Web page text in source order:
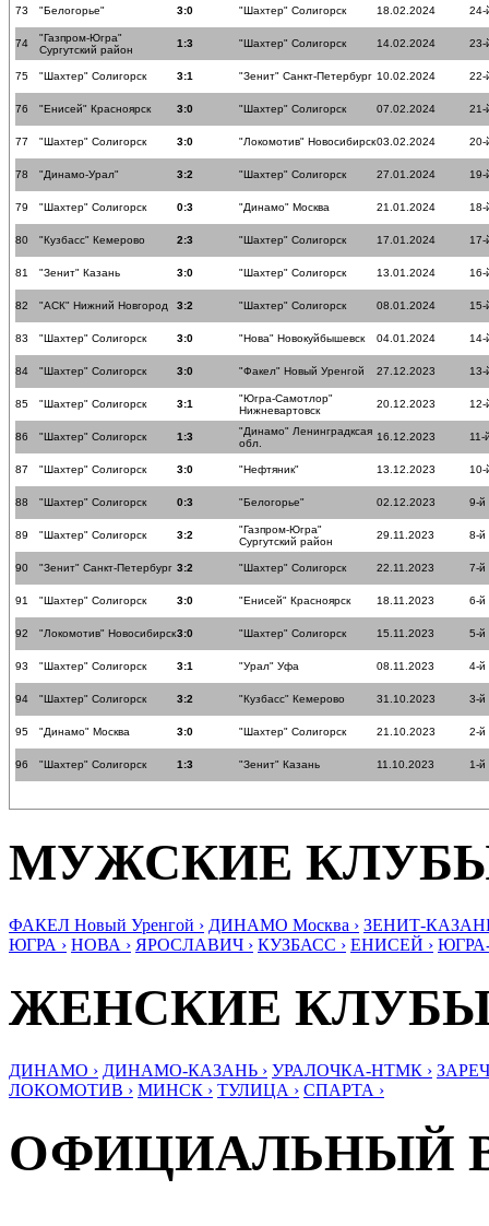
73 "Белогорье" 3:0 "Шахтер" Солигорск 18.02.2024 24-
74
"Газпром-Югра"
Сургутский район
1:3 "Шахтер" Солигорск 14.02.2024 23-
75 "Шахтер" Солигорск 3:1 "Зенит" Санкт-Петербург 10.02.2024 22-
76 "Енисей" Красноярск 3:0 "Шахтер" Солигорск 07.02.2024 21-
77 "Шахтер" Солигорск 3:0 "Локомотив" Новосибирск03.02.2024 20-
78 "Динамо-Урал" 3:2 "Шахтер" Солигорск 27.01.2024 19-
79 "Шахтер" Солигорск 0:3 "Динамо" Москва 21.01.2024 18-
80 "Кузбасс" Кемерово 2:3 "Шахтер" Солигорск 17.01.2024 17-
81 "Зенит" Казань 3:0 "Шахтер" Солигорск 13.01.2024 16-
82 "АСК" Нижний Новгород 3:2 "Шахтер" Солигорск 08.01.2024 15-
83 "Шахтер" Солигорск 3:0 "Нова" Новокуйбышевск 04.01.2024 14-
84 "Шахтер" Солигорск 3:0 "Факел" Новый Уренгой 27.12.2023 13-
85 "Шахтер" Солигорск 3:1
"Югра-Самотлор"
Нижневартовск
20.12.2023 12-
86 "Шахтер" Солигорск 1:3
"Динамо" Ленинградксая
обл.
16.12.2023 11-
87 "Шахтер" Солигорск 3:0 "Нефтяник" 13.12.2023 10-
88 "Шахтер" Солигорск 0:3 "Белогорье" 02.12.2023 9-й
89 "Шахтер" Солигорск 3:2
"Газпром-Югра"
Сургутский район
29.11.2023 8-й
90 "Зенит" Санкт-Петербург 3:2 "Шахтер" Солигорск 22.11.2023 7-й
91 "Шахтер" Солигорск 3:0 "Енисей" Красноярск 18.11.2023 6-й
92 "Локомотив" Новосибирск3:0 "Шахтер" Солигорск 15.11.2023 5-й
93 "Шахтер" Солигорск 3:1 "Урал" Уфа 08.11.2023 4-й
94 "Шахтер" Солигорск 3:2 "Кузбасс" Кемерово 31.10.2023 3-й
95 "Динамо" Москва 3:0 "Шахтер" Солигорск 21.10.2023 2-й
96 "Шахтер" Солигорск 1:3 "Зенит" Казань 11.10.2023 1-й
МУЖСКИЕ
ФАКЕЛ Новый Уренгой › ДИНАМО Москва › ЗЕНИТ-
ЮГРА › НОВА › ЯРОСЛАВИЧ › КУЗБАСС › ЕНИСЕЙ ›
ЖЕНСКИЕ
ДИНАМО › ДИНАМО-КАЗАНЬ › УРАЛОЧКА-НТМК ›
ЛОКОМОТИВ › МИНСК › ТУЛИЦА › СПАРТА ›
ОФИЦИАЛЬНЫЙ